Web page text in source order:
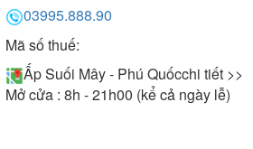
03995.888.90
Mã số thuế:
Ấp Suối Mây - Phú Quốcchi tiết >>
Mở cửa : 8h - 21h00 (kể cả ngày lễ)